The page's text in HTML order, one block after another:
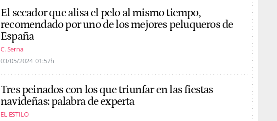
El secador que alisa el pelo al mismo tiempo,
recomendado por uno de los mejores peluqueros de
España
C. Serna
03/05/2024 01:57h
Tres peinados con los que triunfar en las fiestas
navideñas: palabra de experta
EL ESTILO